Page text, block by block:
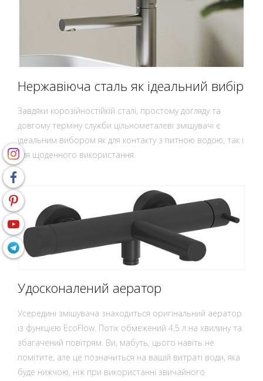
Нержавіюча сталь як ідеальний вибір
Завдяки корозійностійкій сталі, простому догляду та
довгому терміну служби цільнометалеві змішувачі є
ідеальним вибором як для контакту з питною водою, так і
для щоденного використання.
Удосконалений аератор
Усередині змішувача знаходиться оригінальний аератор
із функцією EcoFlow. Потік обмежений 4,5 л на хвилину та
збагачений повітрям. Ви, мабуть, цього навіть не
помітите, але це позначиться на вашій витраті води, яка
буде нижчою, ніж при використанні звичайного